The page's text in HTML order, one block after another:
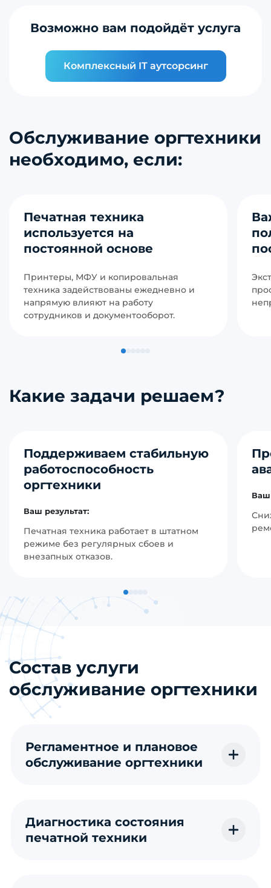
Возможно вам подойдёт услуга
Комплексный IT аутсорсинг
Обслуживание оргтехники
необходимо, если:
Печатная техника
используется на
постоянной основе
Принтеры, МФУ и копировальная
техника задействованы ежедневно и
напрямую влияют на работу
сотрудников и документооборот.
Какие задачи решаем?
Поддерживаем стабильную
работоспособность
оргтехники
Ваш результат:
Печатная техника работает в штатном
режиме без регулярных сбоев и
внезапных отказов.
Ваш
Состав услуги
обслуживание оргтехники
Регламентное и плановое
обслуживание оргтехники
Диагностика состояния
печатной техники